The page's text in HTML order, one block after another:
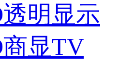
明显示
显TV